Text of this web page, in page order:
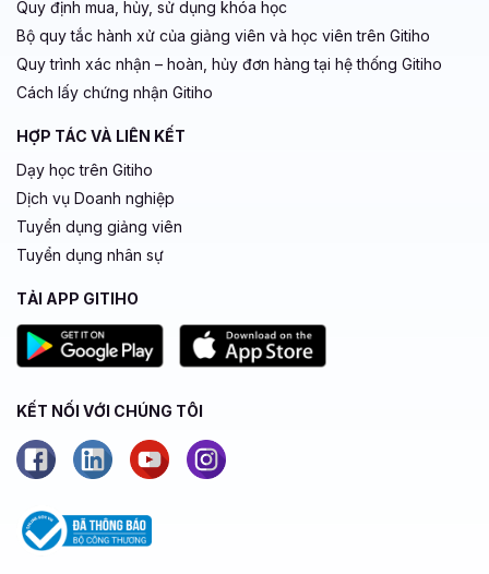
Quy định mua, hủy, sử dụng khóa học
Bộ quy tắc hành xử của giảng viên và học viên trên Gitiho
Quy trình xác nhận – hoàn, hủy đơn hàng tại hệ thống Gitiho
Cách lấy chứng nhận Gitiho
HỢP TÁC VÀ LIÊN KẾT
Dạy học trên Gitiho
Dịch vụ Doanh nghiệp
Tuyển dụng giảng viên
Tuyển dụng nhân sự
TẢI APP GITIHO
KẾT NỐI VỚI CHÚNG TÔI